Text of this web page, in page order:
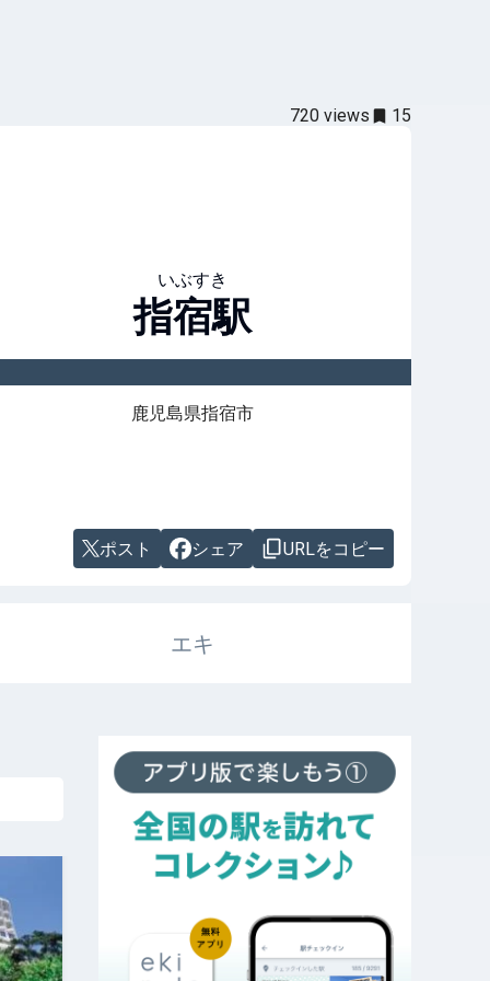
720 views 15
いぶすき
指宿駅
鹿児島県指宿市
ポスト シェア URLをコピー
エキ